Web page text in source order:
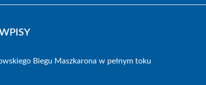
Biegu Maszkarona w pełnym toku